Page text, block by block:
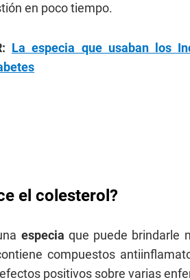
en poco tiempo.
La especia que usaban los
el colesterol?
especia que puede brindarle
compuestos
positivos sobre varias